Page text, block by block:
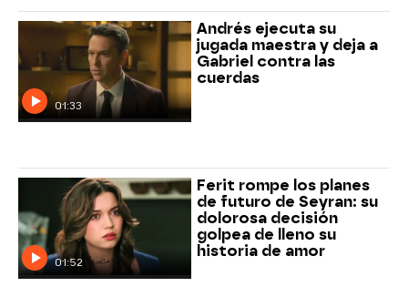
01:33
Andrés ejecuta su
jugada maestra y deja a
Gabriel contra las
cuerdas
01:52
Ferit rompe los planes
de futuro de Seyran: su
dolorosa decisión
golpea de lleno su
historia de amor